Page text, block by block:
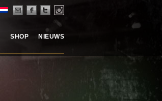
SHOP NIEUWS